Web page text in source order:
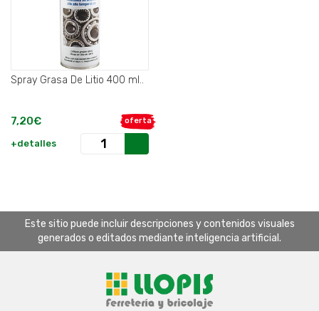
Spray Grasa De Litio 400 ml..
oferta
7,20€
+detalles
Este sitio puede incluir descripciones y contenidos visuales
generados o editados mediante inteligencia artificial.